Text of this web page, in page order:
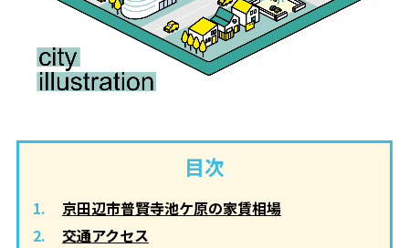
目次
京田辺市普賢寺池ケ原の家賃相場
交通アクセス